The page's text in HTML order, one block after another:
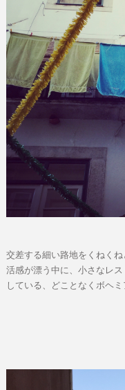
交差する細い路地をくねく
活感が漂う中に、小さなレ
している、どことなくボヘ